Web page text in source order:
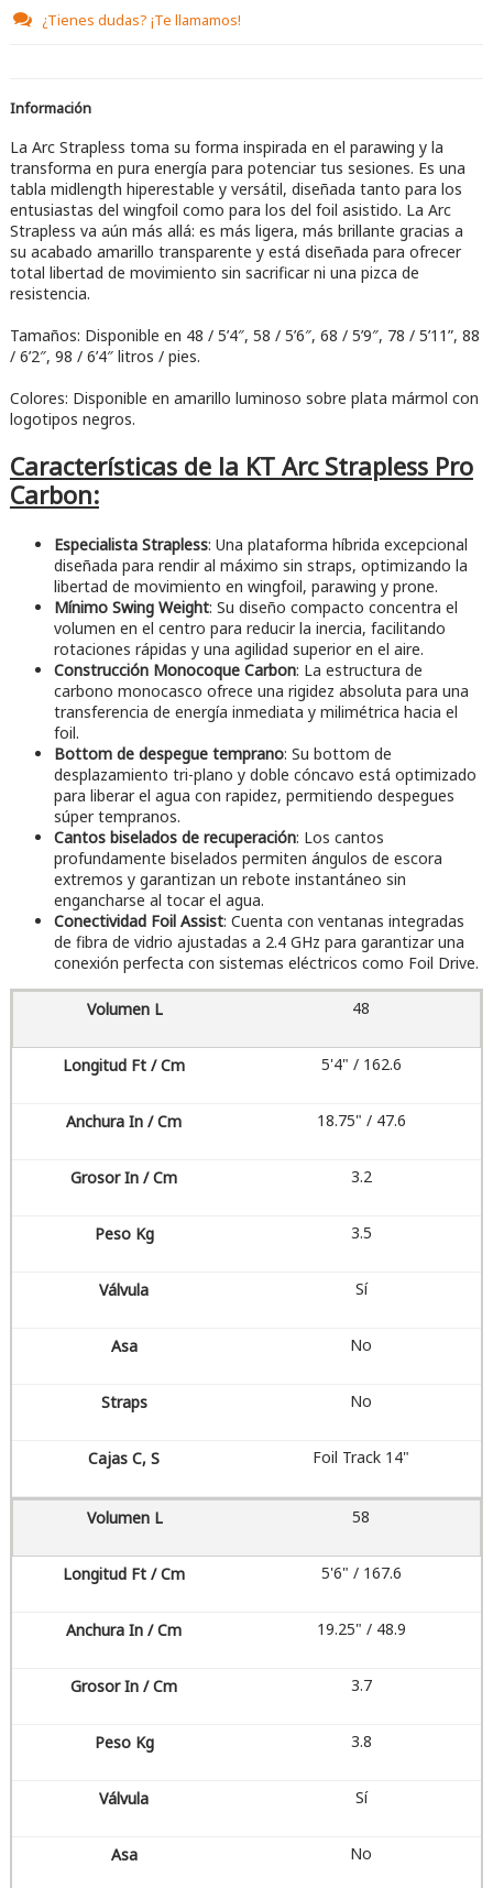
¿Tienes dudas? ¡Te llamamos!
Información
La Arc Strapless toma su forma inspirada en el parawing y la
transforma en pura energía para potenciar tus sesiones. Es una
tabla midlength hiperestable y versátil, diseñada tanto para los
entusiastas del wingfoil como para los del foil asistido. La Arc
Strapless va aún más allá: es más ligera, más brillante gracias a
su acabado amarillo transparente y está diseñada para ofrecer
total libertad de movimiento sin sacrificar ni una pizca de
resistencia.
Tamaños: Disponible en 48 / 5’4″, 58 / 5’6″, 68 / 5’9″, 78 / 5’11”, 88
/ 6’2″, 98 / 6’4″ litros / pies.
Colores: Disponible en amarillo luminoso sobre plata mármol con
logotipos negros.
Características de la KT Arc Strapless Pro
Carbon:
Especialista Strapless: Una plataforma híbrida excepcional
diseñada para rendir al máximo sin straps, optimizando la
libertad de movimiento en wingfoil, parawing y prone.
Mínimo Swing Weight: Su diseño compacto concentra el
volumen en el centro para reducir la inercia, facilitando
rotaciones rápidas y una agilidad superior en el aire.
Construcción Monocoque Carbon: La estructura de
carbono monocasco ofrece una rigidez absoluta para una
transferencia de energía inmediata y milimétrica hacia el
foil.
Bottom de despegue temprano: Su bottom de
desplazamiento tri-plano y doble cóncavo está optimizado
para liberar el agua con rapidez, permitiendo despegues
súper tempranos.
Cantos biselados de recuperación: Los cantos
profundamente biselados permiten ángulos de escora
extremos y garantizan un rebote instantáneo sin
engancharse al tocar el agua.
Conectividad Foil Assist: Cuenta con ventanas integradas
de fibra de vidrio ajustadas a 2.4 GHz para garantizar una
conexión perfecta con sistemas eléctricos como Foil Drive.
48
5'4" / 162.6
18.75" / 47.6
3.2
3.5
Sí
No
No
Foil Track 14"
58
5'6" / 167.6
19.25" / 48.9
3.7
3.8
Sí
No